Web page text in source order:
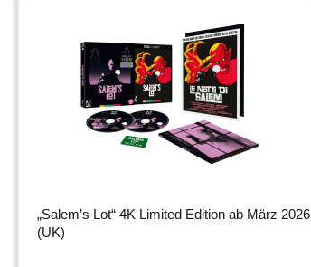
„Salem’s Lot“ 4K Limited Edition ab März 2026
(UK)